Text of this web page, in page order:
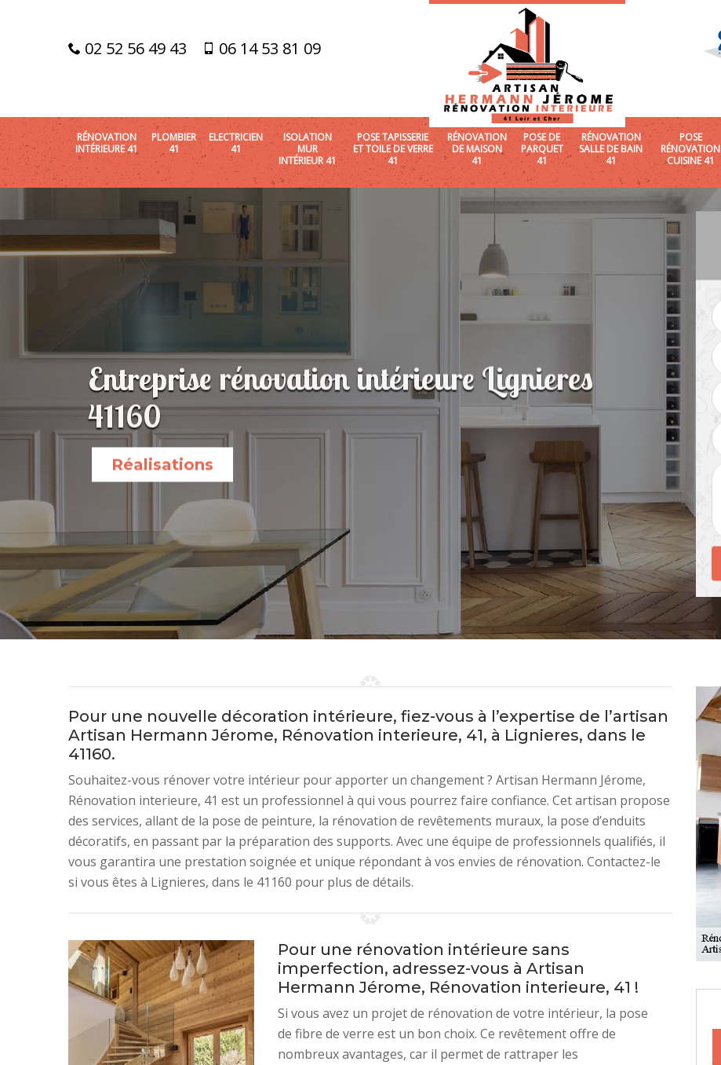
02 52 56 49 43 06 14 53 81 09
RÉNOVATION
INTÉRIEURE 41
PLOMBIER
41
ELECTRICIEN
41
ISOLATION
MUR
INTÉRIEUR 41
POSE TAPISSERIE
ET TOILE DE VERRE
41
RÉNOVATION
DE MAISON
41
POSE DE
PARQUET
41
RÉNOVATION
SALLE DE BAIN
41
POSE
RÉNOVATION
CUISINE 41
Entreprise rénovation intérieure Lignieres
41160
Réalisations
Pour une nouvelle décoration intérieure, fiez-vous à l’expertise de l’artisan
Artisan Hermann Jérome, Rénovation interieure, 41, à Lignieres, dans le
41160.
Souhaitez-vous rénover votre intérieur pour apporter un changement ? Artisan Hermann Jérome,
Rénovation interieure, 41 est un professionnel à qui vous pourrez faire confiance. Cet artisan propose
des services, allant de la pose de peinture, la rénovation de revêtements muraux, la pose d’enduits
décoratifs, en passant par la préparation des supports. Avec une équipe de professionnels qualifiés, il
vous garantira une prestation soignée et unique répondant à vos envies de rénovation. Contactez-le
si vous êtes à Lignieres, dans le 41160 pour plus de détails.
Pour une rénovation intérieure sans
imperfection, adressez-vous à Artisan
Hermann Jérome, Rénovation interieure, 41 !
Si vous avez un projet de rénovation de votre intérieur, la pose
de fibre de verre est un bon choix. Ce revêtement offre de
nombreux avantages, car il permet de rattraper les